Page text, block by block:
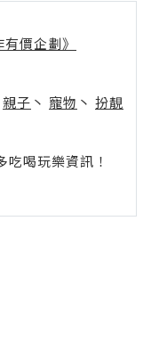
價企劃》
親子 丶 寵物 丶 扮靚
喝玩樂資訊！